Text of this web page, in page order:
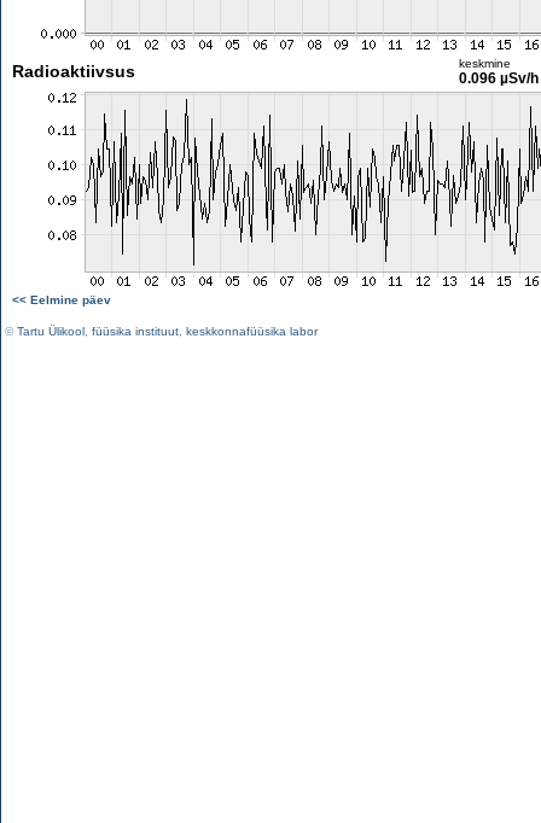
Radioaktiivsus keskmine
0.096 µSv/h
<< Eelmine päev
©Tartu Ülikool füüsika instituut keskkonnafüüsika labor